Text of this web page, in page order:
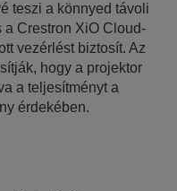
teszi a könnyed távoli
a Crestron XiO Cloud-
vezérlést biztosít. Az
hogy a projektor
a teljesítményt a
érdekében.